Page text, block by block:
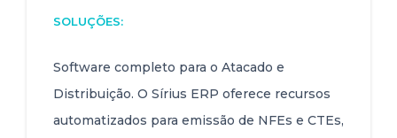
SOLUÇÕES:
Software completo para o Atacado e
Distribuição. O Sírius ERP oferece recursos
automatizados para emissão de NFEs e CTEs,